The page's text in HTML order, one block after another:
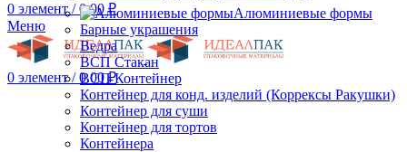
0 элемент / 0.00₽
Меню
0 элемент / 0.00₽
Алюминиевые формы
Барные украшения
Ведра
ВСП Стакан
ВСП Контейнер
Контейнер для конд. изделий (Коррексы Ракушки)
Контейнер для суши
Контейнер для тортов
Контейнера